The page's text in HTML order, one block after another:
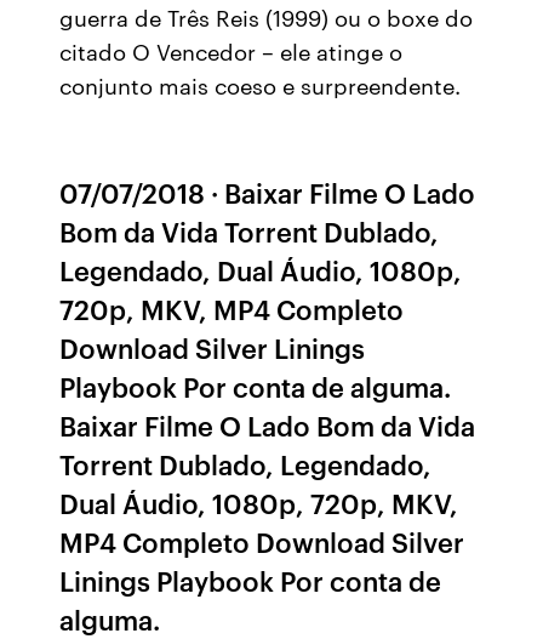
guerra de Três Reis (1999) ou o boxe do
citado O Vencedor – ele atinge o
conjunto mais coeso e surpreendente.
07/07/2018 · Baixar Filme O Lado
Bom da Vida Torrent Dublado,
Legendado, Dual Áudio, 1080p,
720p, MKV, MP4 Completo
Download Silver Linings
Playbook Por conta de alguma.
Baixar Filme O Lado Bom da Vida
Torrent Dublado, Legendado,
Dual Áudio, 1080p, 720p, MKV,
MP4 Completo Download Silver
Linings Playbook Por conta de
alguma.